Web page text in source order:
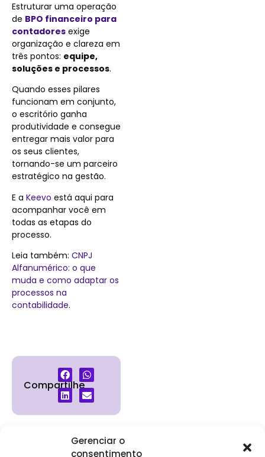
Gerenciar o
consentimento
Estruturar uma operação
de BPO financeiro para
contadores exige
organização e clareza em
três pontos: equipe,
soluções e processos.
Quando esses pilares
funcionam em conjunto,
o escritório ganha
produtividade e consegue
entregar mais valor para
os seus clientes,
tornando-se um parceiro
estratégico na gestão.
E a Keevo está aqui para
acompanhar você em
todas as etapas do
processo.
Leia também: CNPJ
Alfanumérico: o que
muda e como adaptar os
processos na
contabilidade.
Compartilhe